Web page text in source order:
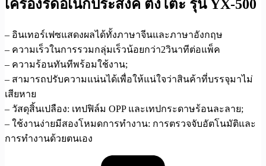
เครื่องรัดอเนกประสงค์ ตั้งโต๊ะ รุ่น YX-500
– อินเทอร์เฟซแสดงผลได้ทั้งภาษาจีนและภาษาอังกฤษ
– ความเร็วในการรวมกลุ่มเร็วน้อยกว่า2วินาทีต่อแพ็ค
– ความร้อนทันทีพร้อมใช้งาน;
– สามารถปรับความแน่นได้เพื่อให้แน่ใจว่าสินค้าที่บรรจุมาไม่
เสียหาย
– วัสดุสิ้นเปลือง: เทปฟิล์ม OPP และเทปกระดาษร้อนละลาย;
– ใช้งานง่ายมีสองโหมดการทำงาน: การตรวจจับอัตโนมัติและ
การทำงานด้วยตนเอง